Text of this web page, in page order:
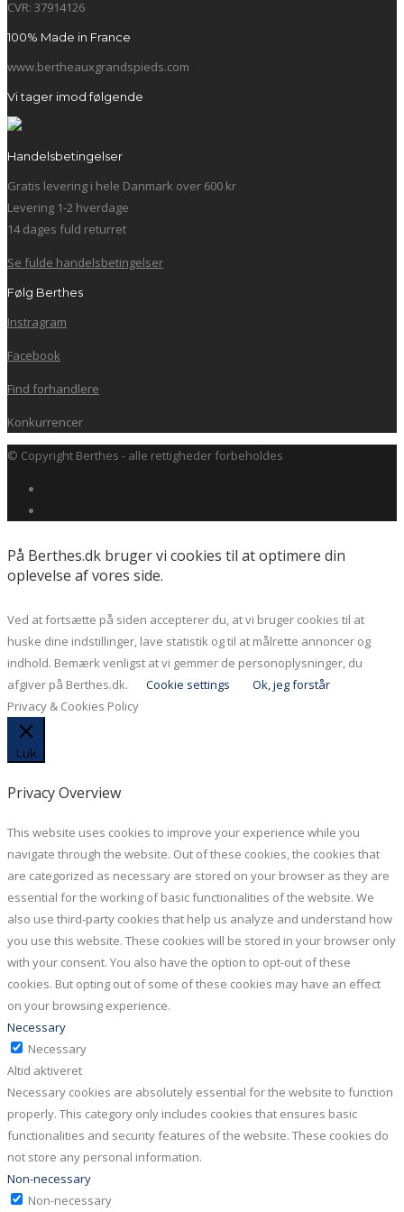
CVR: 37914126
100% Made in France
www.bertheauxgrandspieds.com
Vi tager imod følgende
Handelsbetingelser
Gratis levering i hele Danmark over 600 kr
Levering 1-2 hverdage
14 dages fuld returret
Se fulde handelsbetingelser
Følg Berthes
Instragram
Facebook
Find forhandlere
Konkurrencer
© Copyright Berthes - alle rettigheder forbeholdes
På Berthes.dk bruger vi cookies til at optimere din
oplevelse af vores side.
Ved at fortsætte på siden accepterer du, at vi bruger cookies til at
huske dine indstillinger, lave statistik og til at målrette annoncer og
indhold. Bemærk venligst at vi gemmer de personoplysninger, du
afgiver på Berthes.dk.
Cookie settings
Ok, jeg forstår
Privacy & Cookies Policy
Luk
Privacy Overview
This website uses cookies to improve your experience while you
navigate through the website. Out of these cookies, the cookies that
are categorized as necessary are stored on your browser as they are
essential for the working of basic functionalities of the website. We
also use third-party cookies that help us analyze and understand how
you use this website. These cookies will be stored in your browser only
with your consent. You also have the option to opt-out of these
cookies. But opting out of some of these cookies may have an effect
on your browsing experience.
Necessary
Necessary
Altid aktiveret
Necessary cookies are absolutely essential for the website to function
properly. This category only includes cookies that ensures basic
functionalities and security features of the website. These cookies do
not store any personal information.
Non-necessary
Non-necessary